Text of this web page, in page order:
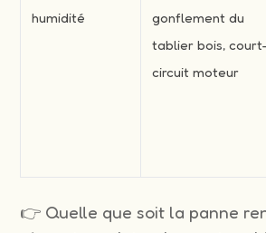
humidité
gonflement du
tablier bois,
circuit moteur
👉 Quelle que soit la panne